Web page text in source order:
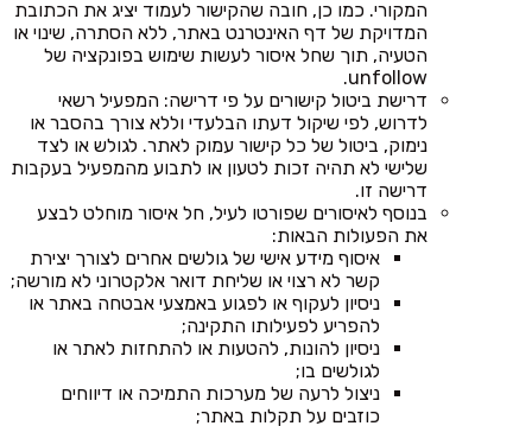
המקורי. כמו כן, חובה שהקישור לעמוד יציג את הכתובת
המדויקת של דף האינטרנט באתר, ללא הסתרה, שינוי או
הטעיה, תוך שחל איסור לעשות שימוש בפונקציה של
unfollow.
דרישת ביטול קישורים על פי דרישה: המפעיל רשאי
לדרוש, לפי שיקול דעתו הבלעדי וללא צורך בהסבר או
נימוק, ביטול של כל קישור עמוק לאתר. לגולש או לצד
שלישי לא תהיה זכות לטעון או לתבוע מהמפעיל בעקבות
דרישה זו.
בנוסף לאיסורים שפורטו לעיל, חל איסור מוחלט לבצע
את הפעולות הבאות:
איסוף מידע אישי של גולשים אחרים לצורך יצירת
קשר לא רצוי או שליחת דואר אלקטרוני לא מורשה;
ניסיון לעקוף או לפגוע באמצעי אבטחה באתר או
להפריע לפעילותו התקינה;
ניסיון להונות, להטעות או להתחזות לאתר או
לגולשים בו;
ניצול לרעה של מערכות התמיכה או דיווחים
כוזבים על תקלות באתר;